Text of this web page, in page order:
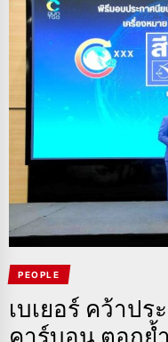
PEOPLE
เบเยอร์ คว้าป
คาร์บอน ตอกย้